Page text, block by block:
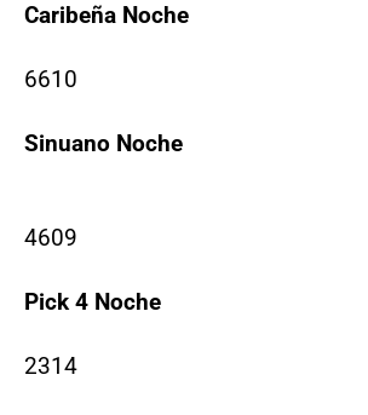
Caribeña Noche
6610
Sinuano Noche
4609
Pick 4 Noche
2314